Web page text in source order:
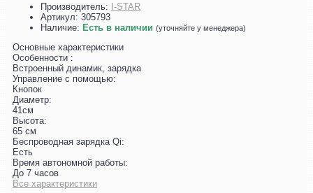
Производитель: I-STAR
Артикул: 305793
Наличие: Есть в наличии (уточняйте у менеджера)
Основные характеристики
Особенности :
Встроенный динамик, зарядка
Управление с помощью:
Кнопок
Диаметр:
41см
Высота:
65 см
Беспроводная зарядка Qi:
Есть
Время автономной работы:
До 7 часов
Все характеристики